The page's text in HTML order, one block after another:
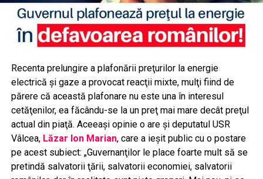
Recenta prelungire a plafonării preţurilor la energie
electrică şi gaze a provocat reacţii mixte, mulţi fiind de
părere că această plafonare nu este una în interesul
cetăţenilor, ea făcându-se la un preţ mai mare decât preţul
actual din piaţă. Aceeaşi opinie o are şi deputatul USR
Vâlcea, Lăzar Ion Marian, care a ieşit public cu o postare
pe acest subiect: „Guvernanţilor le place foarte mult să se
pretindă salvatorii ţării, salvatorii economiei, salvatorii